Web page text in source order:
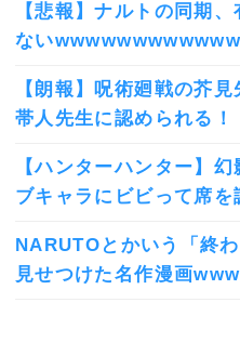
【悲報】ナルトの同期
ないwwwwwwwwwwww
【朗報】呪術廻戦の芥
帯人先生に認められる！
【ハンターハンター】
ブキャラにビビって席
NARUTOとかいう「終
見せつけた名作漫画